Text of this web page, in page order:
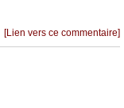
[Lien vers ce commentaire]